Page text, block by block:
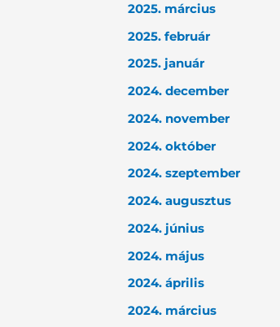
2025. március
2025. február
2025. január
2024. december
2024. november
2024. október
2024. szeptember
2024. augusztus
2024. június
2024. május
2024. április
2024. március